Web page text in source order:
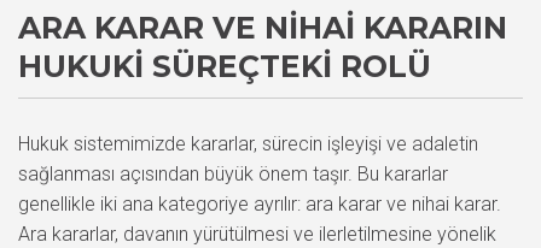
ARA KARAR VE NIHAI KARARIN
HUKUKI SÜREÇTEKI ROLÜ
Hukuk sistemimizde kararlar, sürecin işleyişi ve adaletin
sağlanması açısından büyük önem taşır. Bu kararlar
genellikle iki ana kategoriye ayrılır: ara karar ve nihai karar.
Ara kararlar, davanın yürütülmesi ve ilerletilmesine yönelik